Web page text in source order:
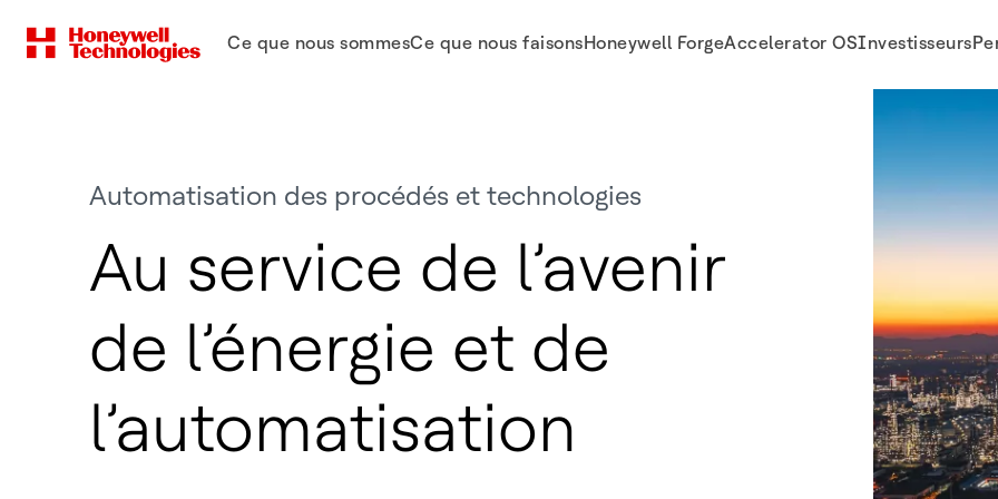
Ce que nous sommesCe que nous faisonsHoneywell ForgeAccelerator OSInvestisseurs
Automatisation des procédés et technologies
Au service de l’avenir
de l’énergie et de
l’automatisation